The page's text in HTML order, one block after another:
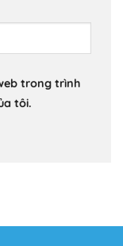
trong trình
tôi.